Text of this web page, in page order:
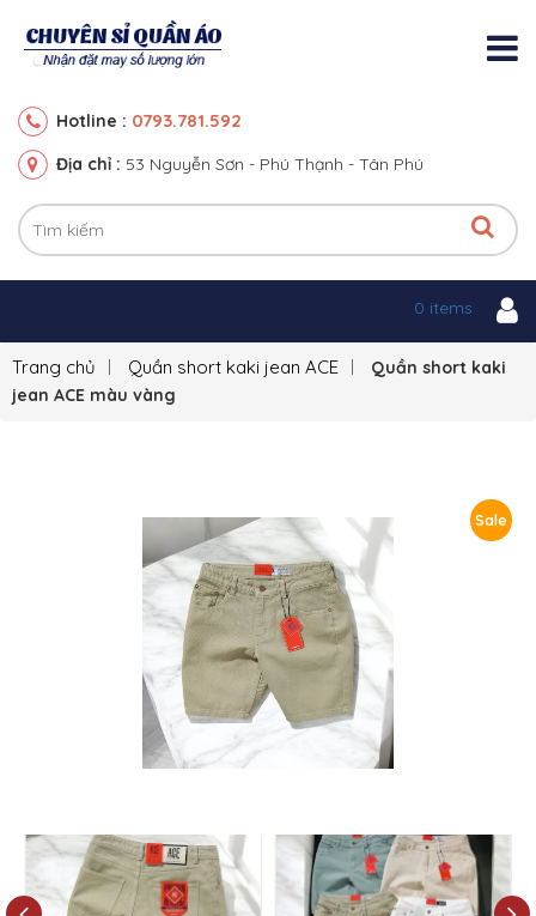
Hotline : 0793.781.592
Địa chỉ : 53 Nguyễn Sơn - Phú Thạnh - Tân Phú
0 items
Trang chủ Quần short kaki jean ACE
Quần short kaki
jean ACE màu vàng
Sale